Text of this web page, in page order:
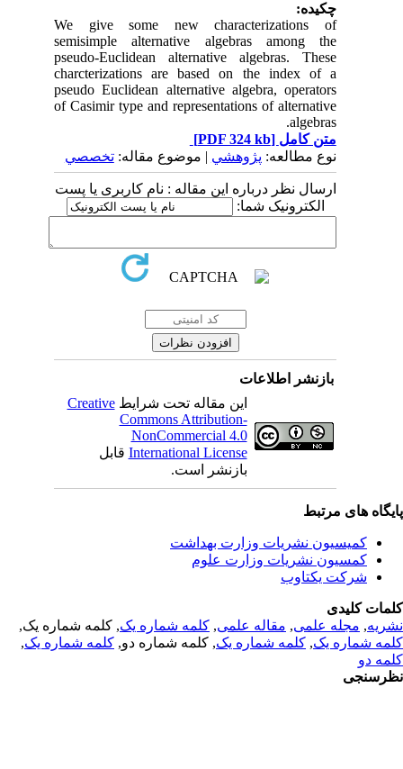
چکیده:
We give some new characterizations of
semisimple alternative algebras among the
pseudo-Euclidean alternative algebras. These
charcterizations are based on the index of a
pseudo Euclidean alternative algebra, operators
of Casimir type and representations of alternative
algebras.
متن کامل[PDF 324 kb]
نوع مطالعه:پژوهشي| موضوع مقاله:تخصصي
ارسال نظر درباره این مقاله : نام کاربری یا پست
الکترونیک شما:
بازنشر اطلاعات
این مقاله تحت شرایطCreative
Commons Attribution-
NonCommercial 4.0
International Licenseقابل
بازنشر است.
های مرتبط
کمیسیون نشریات وزارت بهداشت
کمسیون نشریات وزارت علوم
شرکت یکتاوب
کلیدی
,مجله علمی, مقاله علمی, کلمه شماره یک, کلمه شماره یک,
شماره یک,کلمه شماره یک, کلمه شماره دو,کلمه شماره یک,
دو